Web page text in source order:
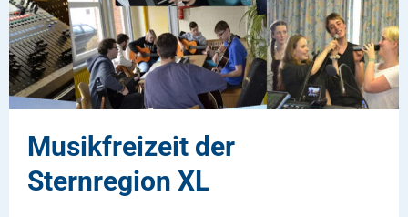
Musikfreizeit der
Sternregion XL